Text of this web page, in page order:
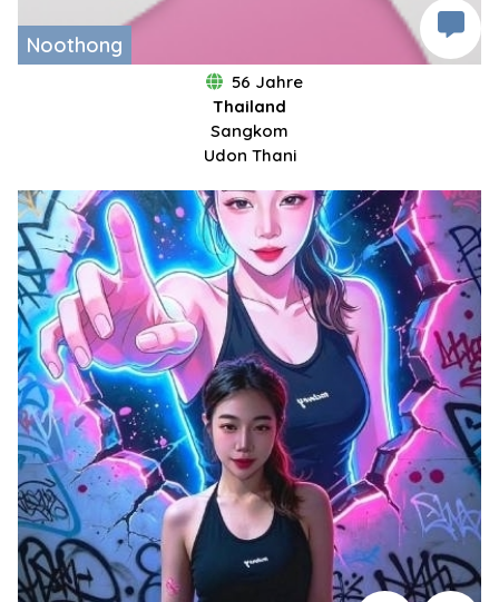
Noothong
56 Jahre
Thailand
Sangkom
Udon Thani